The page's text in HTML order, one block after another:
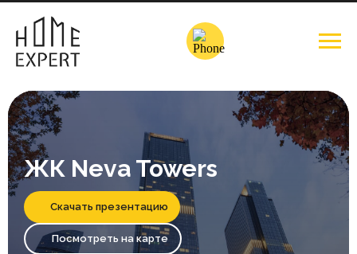
ЖК Neva Towers
Скачать презентацию
Посмотреть на карте